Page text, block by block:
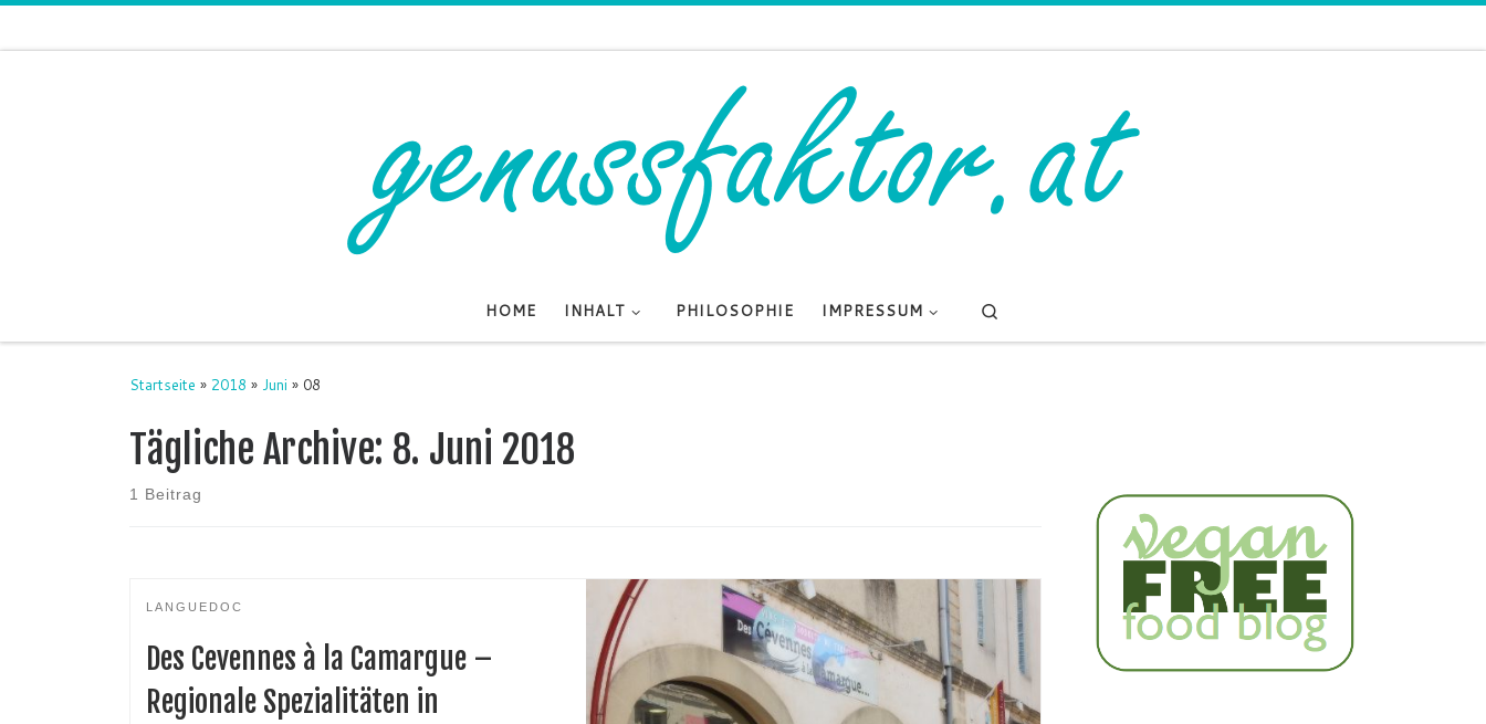
HOME INHALT PHILOSOPHIE IMPRESSUM
Startseite » 2018 » Juni » 08
Tägliche Archive: 8. Juni 2018
1 Beitrag
LANGUEDOC
Des Cevennes à la Camargue –
Regionale Spezialitäten in